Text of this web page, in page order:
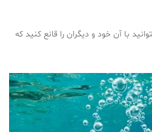
با آن خود و دیگران را قانع کنید که